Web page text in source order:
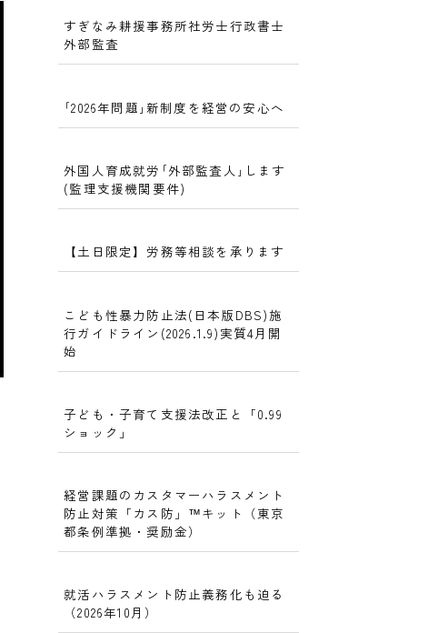
すぎなみ耕援事務所社労士行政書士
外部監査
｢2026年問題｣新制度を経営の安心へ
外国人育成就労｢外部監査人｣します
(監理支援機関要件)
【土日限定】労務等相談を承ります
こども性暴力防止法(日本版DBS)施
行ガイドライン(2026.1.9)実質4月開
始
子ども・子育て支援法改正と「0.99
ショック」
経営課題のカスタマーハラスメント
防止対策「カス防」™キット（東京
都条例準拠・奨励金）
就活ハラスメント防止義務化も迫る
（2026年10月）